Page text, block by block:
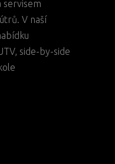
servisem
V naší
side-by-side